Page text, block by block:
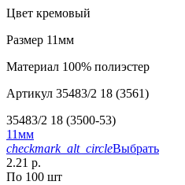
Цвет кремовый
Размер 11мм
Материал 100% полиэстер
Артикул 35483/2 18 (3561)
35483/2 18 (3500-53)
11мм
checkmark_alt_circleВыбрать
2.21 р.
По 100 шт